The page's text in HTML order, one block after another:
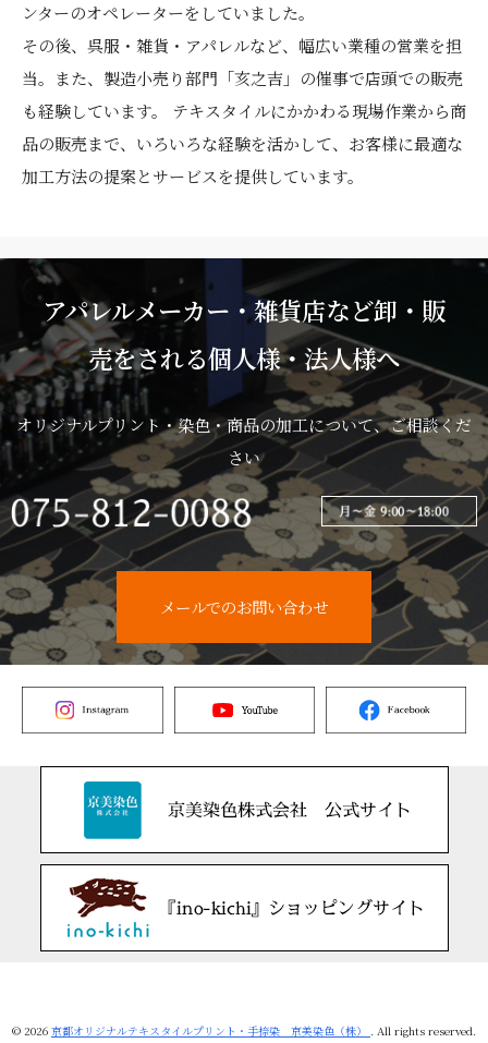
ンターのオペレーターをしていました。
その後、呉服・雑貨・アパレルなど、幅広い業種の営業を担
当。また、製造小売り部門「亥之吉」の催事で店頭での販売
も経験しています。 テキスタイルにかかわる現場作業から商
品の販売まで、いろいろな経験を活かして、お客様に最適な
加工方法の提案とサービスを提供しています。
アパレルメーカー・雑貨店など卸・販
売をされる個人様・法人様へ
オリジナルプリント・染色・商品の加工について、ご相談くだ
さい
メールでのお問い合わせ
© 2026 京都オリジナルテキスタイルプリント・手捺染 京美染色（株） . All rights reserved.